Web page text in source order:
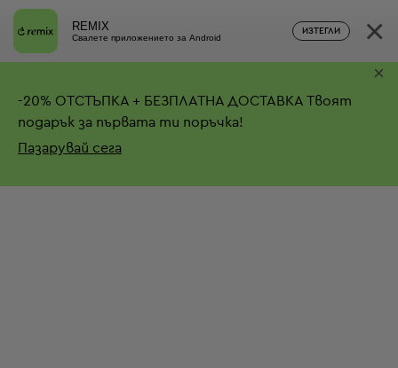
REMIX
Свалете приложението за Android
ИЗТЕГЛИ ×
-20% ОТСТЪПКА + БЕЗПЛАТНА ДОСТАВКА Твоят
подарък за първата ти поръчка!
Пазарувай сега
×